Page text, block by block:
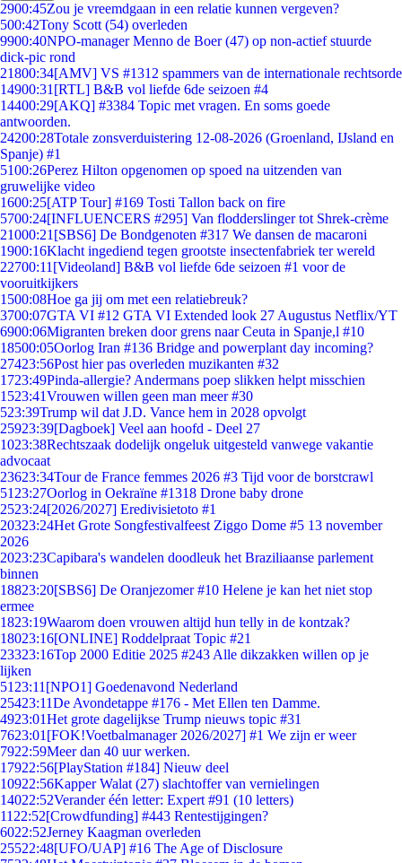
2900:45Zou je vreemdgaan in een relatie kunnen vergeven?
500:42Tony Scott (54) overleden
9900:40NPO-manager Menno de Boer (47) op non-actief stuurde
dick-pic rond
21800:34[AMV] VS #1312 spammers van de internationale rechtsorde
14900:31 [RTL] B&B vol liefde 6de seizoen #4
14400:29[AKQ] #3384 Topic met vragen. En soms goede
antwoorden.
24200:28Totale zonsverduistering 12-08-2026 (Groenland, IJsland en
Spanje) #1
5100:26Perez Hilton opgenomen op spoed na uitzenden van
gruwelijke video
1600:25[ATP Tour] #169 Tosti Tallon back on fire
5700:24[INFLUENCERS #295] Van flodderslinger tot Shrek-crème
21000:21 [SBS6] De Bondgenoten #317 We dansen de macaroni
1900:16Klacht ingediend tegen grootste insectenfabriek ter wereld
22700:11 [Videoland] B&B vol liefde 6de seizoen #1 voor de
vooruitkijkers
1500:08Hoe ga jij om met een relatiebreuk?
3700:07GTA VI #12 GTA VI Extended look 27 Augustus Netflix/YT
6900:06Migranten breken door grens naar Ceuta in Spanje,l #10
18500:05Oorlog Iran #136 Bridge and powerplant day incoming?
27423:56Post hier pas overleden muzikanten #32
1723:49Pinda-allergie? Andermans poep slikken helpt misschien
1523:41Vrouwen willen geen man meer #30
523:39Trump wil dat J.D. Vance hem in 2028 opvolgt
25923:39[Dagboek] Veel aan hoofd - Deel 27
1023:38Rechtszaak dodelijk ongeluk uitgesteld vanwege vakantie
advocaat
23623:34Tour de France femmes 2026 #3 Tijd voor de borstcrawl
51 23:27Oorlog in Oekraïne #1318 Drone baby drone
2523:24[2026/2027] Eredivisietoto #1
20323:24Het Grote Songfestivalfeest Ziggo Dome #5 13 november
2026
2023:23Capibara's wandelen doodleuk het Braziliaanse parlement
binnen
18823:20[SBS6] De Oranjezomer #10 Helene je kan het niet stop
ermee
1823:19Waarom doen vrouwen altijd hun telly in de kontzak?
18023:16[ONLINE] Roddelpraat Topic #21
23323:16Top 2000 Editie 2025 #243 Alle dikzakken willen op je
lijken
51 23:11 [NPO1] Goedenavond Nederland
25423:11De Avondetappe #176 - Met Ellen ten Damme.
4923:01Het grote dagelijkse Trump nieuws topic #31
7623:01 [FOK!Voetbalmanager 2026/2027] #1 We zijn er weer
7922:59Meer dan 40 uur werken.
17922:56[PlayStation #184] Nieuw deel
10922:56Kapper Walat (27) slachtoffer van vernielingen
14022:52Verander één letter: Expert #91 (10 letters)
11 22:52[Crowdfunding] #443 Rentestijgingen?
6022:52Jerney Kaagman overleden
25522:48[UFO/UAP] #16 The Age of Disclosure